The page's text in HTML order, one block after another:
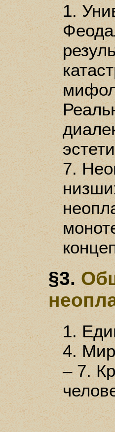
1.
7.
§3.
1.
4.
– 7.